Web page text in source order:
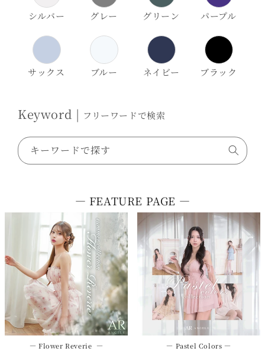
シルバー グレー グリーン パープル
サックス ブルー ネイビー ブラック
Keyword | フリーワードで検索
キーワードで探す
― FEATURE PAGE ―
― Flower Reverie ― ― Pastel Colors ―